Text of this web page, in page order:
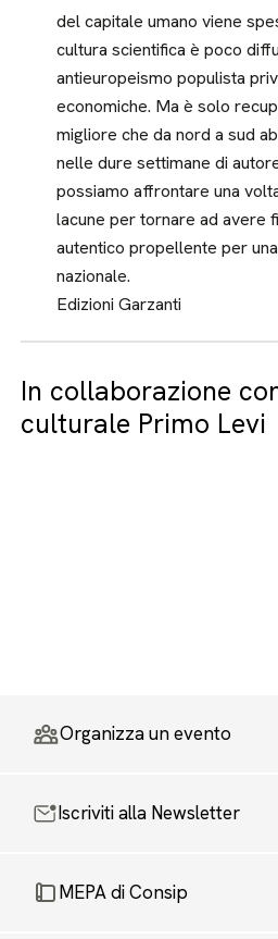
del capitale umano viene
cultura scientifica è poco
antieuropeismo populista
economiche. Ma è solo
migliore che da nord a sud
nelle dure setti­mane di
possiamo affrontare una
lacune per tornare ad avere
autentico propel­lente per
nazionale.
Edizioni Garzanti
In collaborazione
culturale Primo Levi
Organizza un evento
Iscriviti alla Newsletter
MEPA di Consip